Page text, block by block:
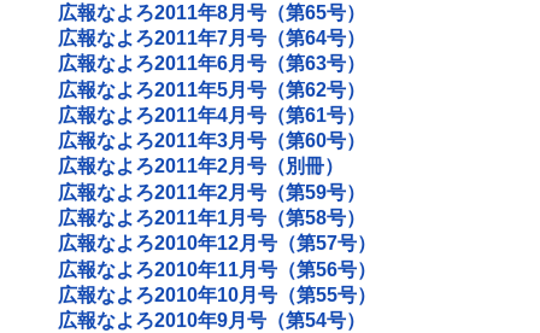
広報なよろ2011年8月号（第65号）
広報なよろ2011年7月号（第64号）
広報なよろ2011年6月号（第63号）
広報なよろ2011年5月号（第62号）
広報なよろ2011年4月号（第61号）
広報なよろ2011年3月号（第60号）
広報なよろ2011年2月号（別冊）
広報なよろ2011年2月号（第59号）
広報なよろ2011年1月号（第58号）
広報なよろ2010年12月号（第57号）
広報なよろ2010年11月号（第56号）
広報なよろ2010年10月号（第55号）
広報なよろ2010年9月号（第54号）